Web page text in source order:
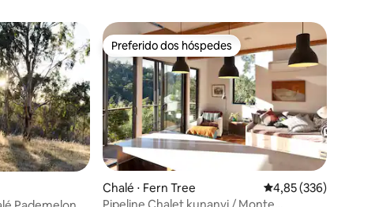
Preferido dos hóspedes
Preferido dos hóspedes
Chalé ⋅ Fern Tree 4,85 de uma avaliação
4,85 (336)